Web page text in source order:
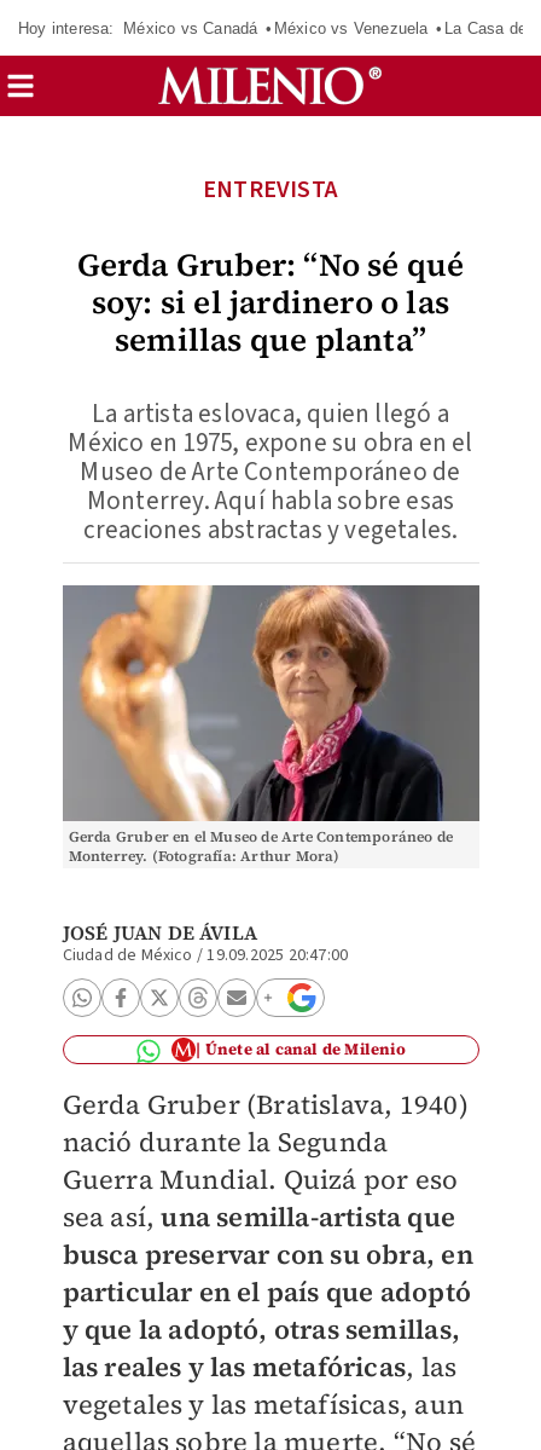
Hoy interesa: México vs Canadá México vs Venezuela La Casa de
Gerda Gruber: “No sé qué
soy: si el jardinero o las
semillas que planta”
ENTREVISTA
La artista eslovaca, quien llegó a
México en 1975, expone su obra en el
Museo de Arte Contemporáneo de
Monterrey. Aquí habla sobre esas
creaciones abstractas y vegetales.
Gerda Gruber en el Museo de Arte Contemporáneo de
Monterrey. (Fotografía: Arthur Mora)
JOSÉ JUAN DE ÁVILA
Ciudad de México /19.09.2025 20:47:00
Únete al canal de Milenio
Gerda Gruber (Bratislava, 1940)
nació durante la Segunda
Guerra Mundial. Quizá por eso
sea así,una semilla-artista que
busca preservar con su obra, en
particular en el país que adoptó
y que la adoptó, otras semillas,
las reales y las metafóricas, las
vegetales y las metafísicas, aun
aquellas sobre la muerte. “No sé